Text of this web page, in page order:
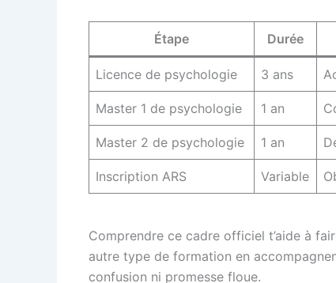
Étape Durée
Licence de psychologie 3 ans
Master 1 de psychologie 1 an
Master 2 de psychologie 1 an
Inscription ARS Variable
Comprendre ce cadre officiel t’aide à
autre type de formation en
confusion ni promesse floue.